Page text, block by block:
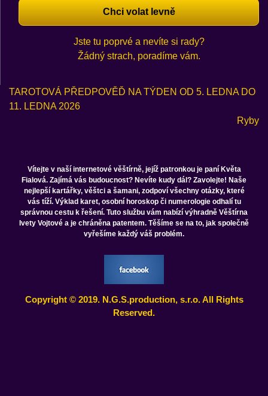
Chci volat levně
Jste tu poprvé a nevíte si rady?
Žádný strach, poradíme vám.
TAROTOVÁ PŘEDPOVĚĎ NA TÝDEN OD 5. LEDNA DO
11. LEDNA 2026
Ryby
Vítejte v naší internetové věštírně, jejíž patronkou je paní Květa
Fialová. Zajímá vás budoucnost? Nevíte kudy dál? Zavolejte! Naše
nejlepší kartářky, věštci a šamani, zodpoví všechny otázky, které
vás tíží. Výklad karet, osobní horoskop či numerologie odhalí tu
správnou cestu k řešení. Tuto službu vám nabízí výhradně Věštírna
Ivety Vojtové a je chráněna patentem. Těšíme se na to, jak společně
vyřešíme každý váš problém.
Copyright © 2019. N.G.S.production, s.r.o. All Rights
Reserved.